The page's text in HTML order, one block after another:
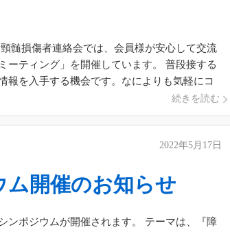
髄損傷者連絡会では、会員様が安心して交流
ーティング」を開催しています。 普段接する
報を入手する機会です。なによりも気軽にコ
続きを読む
2022年5月17日
ム開催のお知らせ
ンポジウムが開催されます。 テーマは、『障